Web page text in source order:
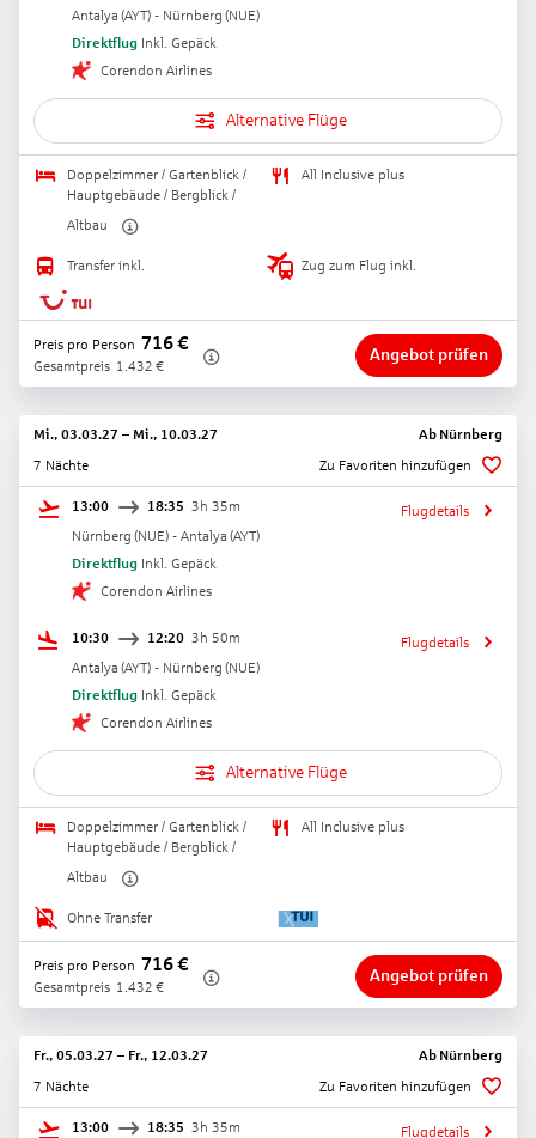
Antalya (AYT) - Nürnberg (NUE)
Direktflug Inkl. Gepäck
Corendon Airlines
Alternative Flüge
Doppelzimmer / Gartenblick /
Hauptgebäude / Bergblick /
Altbau
All Inclusive plus
Transfer inkl. Zug zum Flug inkl.
Preis pro Person 716€
Gesamtpreis 1.432 €
Angebot prüfen
Mi., 03.03.27 – Mi., 10.03.27 Ab Nürnberg
7 Nächte
Zu Favoriten hinzufügen
13:00 18:35 3h 35m
Nürnberg (NUE) - Antalya (AYT)
Direktflug Inkl. Gepäck
Corendon Airlines
Flugdetails
10:30 12:20 3h 50m
Antalya (AYT) - Nürnberg (NUE)
Direktflug Inkl. Gepäck
Corendon Airlines
Flugdetails
Alternative Flüge
Doppelzimmer / Gartenblick /
Hauptgebäude / Bergblick /
Altbau
All Inclusive plus
Ohne Transfer
Preis pro Person 716€
Gesamtpreis 1.432 €
Angebot prüfen
Fr., 05.03.27 – Fr., 12.03.27 Ab Nürnberg
7 Nächte
Zu Favoriten hinzufügen
13:00 18:35 3h 35m Flugdetails